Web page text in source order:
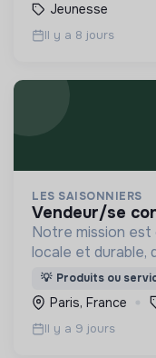
Jeunesse
Il y a 8 jours
LES SAISONNIERS
vendeur/se
Notre mission
locale et durable,
abordable.
💡 Produits ou
Paris, France
Il y a 9 jours